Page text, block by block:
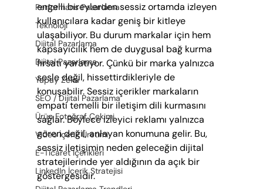
Performans Pazarlama
Teknoloji
Dijital Pazarlama
Dijital Pazarlama
Yapay Zeka
SEO / Dijital Pazarlama
Ürün Fotoğraf Çekimi
Video İçerik Üretimi
E-Ticaret İçerikleri
LinkedIn İçerik Stratejisi
engelli bireylerden sessiz ortamda izleyen
kullanıcılara kadar geniş bir kitleye
ulaşabiliyor. Bu durum markalar için hem
kapsayıcılık hem de duygusal bağ kurma
fırsatı yaratıyor. Çünkü bir marka yalnızca
sesle değil, hissettirdikleriyle de
konuşabilir. Sessiz içerikler markaların
empati temelli bir iletişim dili kurmasını
sağlar. Böylece izleyici reklamı yalnızca
gören değil, anlayan konumuna gelir. Bu,
sessiz iletişimin neden geleceğin dijital
stratejilerinde yer aldığının da açık bir
göstergesidir.